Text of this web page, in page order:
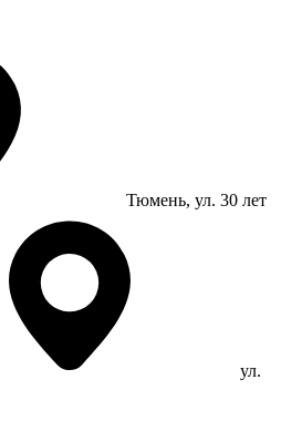
Тюмень, ул. 30 лет
ул.